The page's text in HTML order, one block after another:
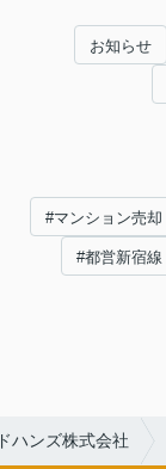
お知らせ
#マンション売却
#都営新宿線
ハンズ株式会社